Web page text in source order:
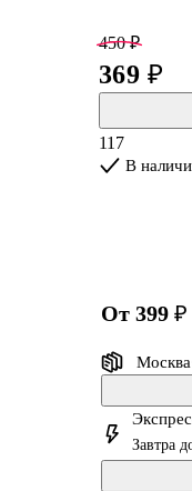
450 ₽
369 ₽
117
В
от 399 ₽
Москва
Завтра